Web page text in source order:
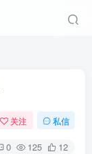
关注 私信
0 125 12